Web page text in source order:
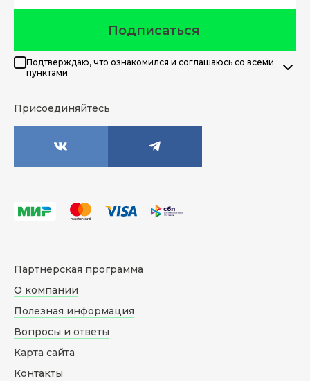
Подписаться
Подтверждаю, что ознакомился и соглашаюсь со всеми
пунктами
Присоединяйтесь
Партнерская программа
О компании
Полезная информация
Вопросы и ответы
Карта сайта
Контакты